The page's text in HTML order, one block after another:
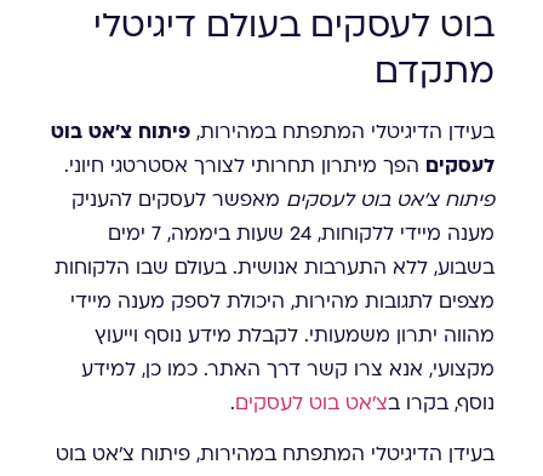
בוט לעסקים בעולם דיגיטלי
מתקדם
בעידן הדיגיטלי המתפתח במהירות, פיתוח צ'אט בוט
לעסקים הפך מיתרון תחרותי לצורך אסטרטגי חיוני.
פיתוח צ'אט בוט לעסקים מאפשר לעסקים להעניק
מענה מיידי ללקוחות, 24 שעות ביממה, 7 ימים
בשבוע, ללא התערבות אנושית. בעולם שבו הלקוחות
מצפים לתגובות מהירות, היכולת לספק מענה מיידי
מהווה יתרון משמעותי. לקבלת מידע נוסף וייעוץ
מקצועי, אנא צרו קשר דרך האתר. כמו כן, למידע
נוסף, בקרו בצ'אט בוט לעסקים.
בעידן הדיגיטלי המתפתח במהירות, פיתוח צ'אט בוט